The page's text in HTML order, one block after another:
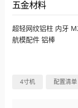
五金材料
超轻网纹铝柱 内牙
航模配件 铝棒
4寸机 配置清单